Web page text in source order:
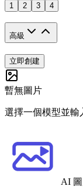
1 2 3 4
高級
立即創建
暫無圖片
選擇一個模型並輸
AI